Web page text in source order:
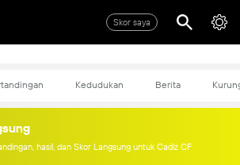
Skor saya
Kedudukan Berita
hasil, dan Skor Langsung untuk Cadiz CF